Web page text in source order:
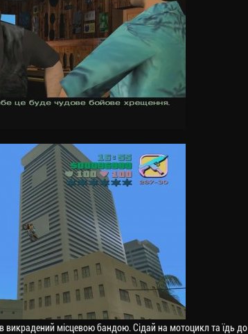
викрадений місцевою бандою. Сідай на мотоцикл та їдь до